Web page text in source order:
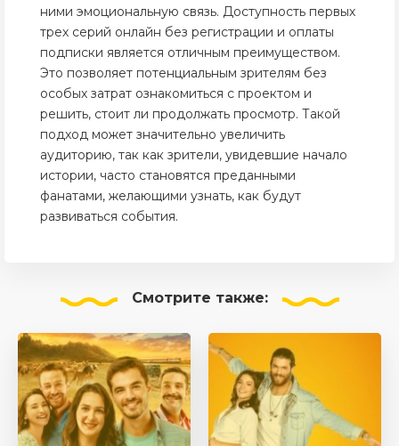
ними эмоциональную связь. Доступность первых
трех серий онлайн без регистрации и оплаты
подписки является отличным преимуществом.
Это позволяет потенциальным зрителям без
особых затрат ознакомиться с проектом и
решить, стоит ли продолжать просмотр. Такой
подход может значительно увеличить
аудиторию, так как зрители, увидевшие начало
истории, часто становятся преданными
фанатами, желающими узнать, как будут
развиваться события.
Смотрите также: